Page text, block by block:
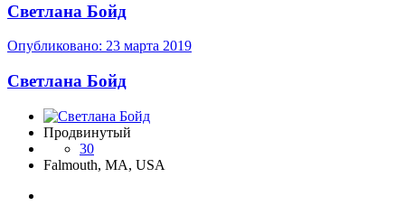
Светлана Бойд
Опубликовано: 23 марта 2019
Светлана Бойд
Продвинутый
30
Falmouth, MA, USA